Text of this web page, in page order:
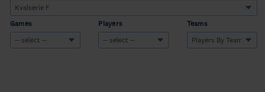
Games Players Teams